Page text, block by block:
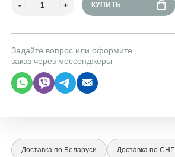
КУПИТЬ
Задайте вопрос или оформите
заказ через мессенджеры
Доставка по Беларуси Доставка по СНГ